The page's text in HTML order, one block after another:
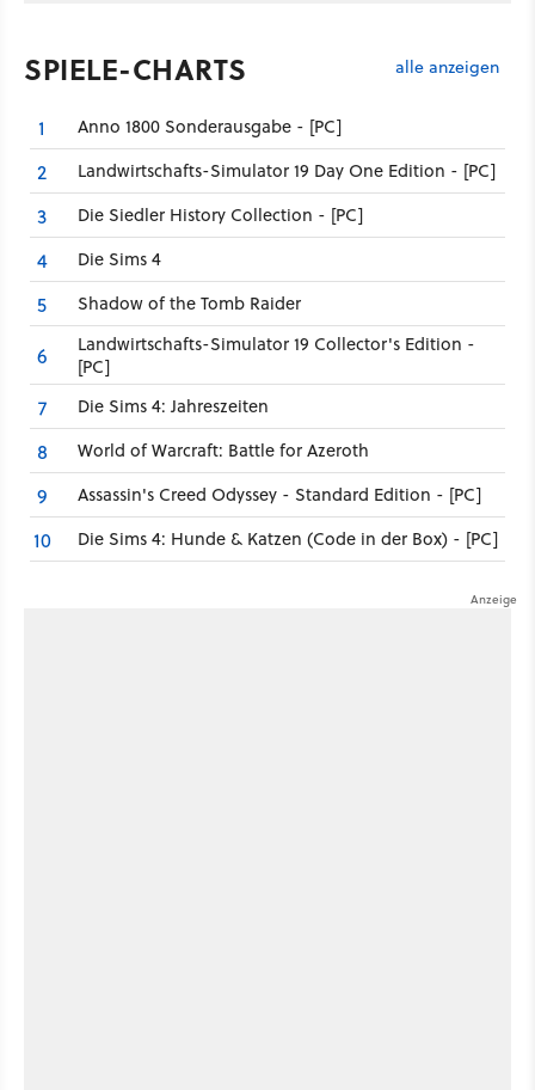
SPIELE-CHARTS alle anzeigen
1 Anno 1800 Sonderausgabe - [PC]
2 Landwirtschafts-Simulator 19 Day One Edition - [PC]
3 Die Siedler History Collection - [PC]
4 Die Sims 4
5 Shadow of the Tomb Raider
6
Landwirtschafts-Simulator 19 Collector's Edition -
[PC]
7 Die Sims 4: Jahreszeiten
8 World of Warcraft: Battle for Azeroth
9 Assassin's Creed Odyssey - Standard Edition - [PC]
10 Die Sims 4: Hunde & Katzen (Code in der Box) - [PC]